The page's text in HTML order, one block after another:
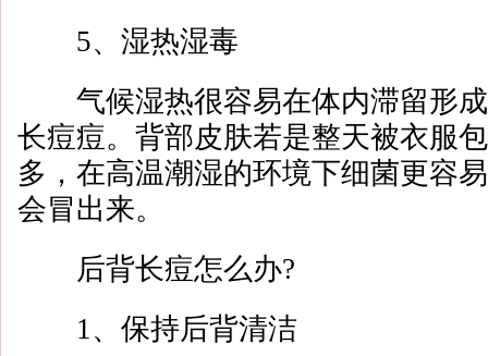
5、湿热湿毒
气候湿热很容易在体内滞留形成
长痘痘。背部皮肤若是整天被衣服
多，在高温潮湿的环境下细菌更容
会冒出来。
后背长痘怎么办?
1、保持后背清洁